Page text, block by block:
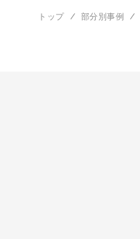
トップ 部分別事例